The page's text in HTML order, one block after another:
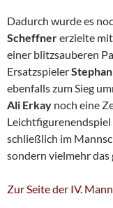
Dadurch wurde es
Scheffnererzielte
einer blitzsauberen
Ersatzspieler
ebenfalls zum Sieg
Ali Erkay noch eine
schließlich im
sondern vielmehr
Zur Seite der IV.